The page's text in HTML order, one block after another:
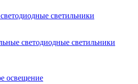
светильники
светодиодные светильники
освещение